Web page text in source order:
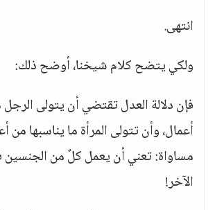
انتهى.
ولكي يتضح كلام شيخنا، أوضح ذلك:
فإن دلالة العدل تقتضي أن يتولى
أعمال، وأن تتولى المرأة ما يناسبها من
مساواة: تعني أن يعمل كلٌ من الجنسين
الآخر!